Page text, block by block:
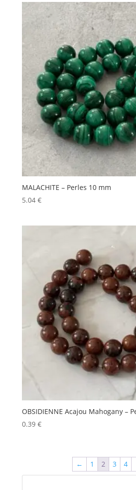
MALACHITE – Perles 10 mm
5.04 €
OBSIDIENNE Acajou Mahogany –
0.39 €
← 1 2 3 4